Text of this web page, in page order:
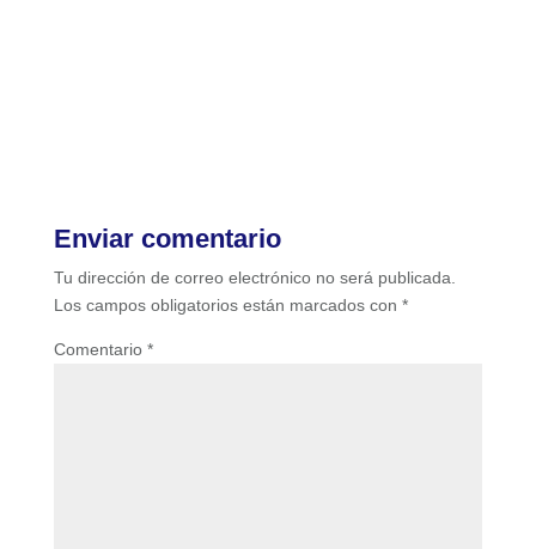
Enviar comentario
Tu dirección de correo electrónico no será publicada.
Los campos obligatorios están marcados con *
Comentario *